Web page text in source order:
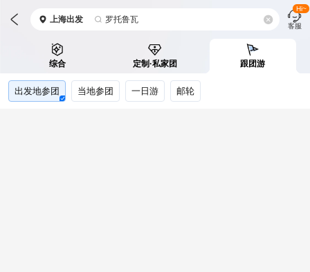
上海出发 罗托鲁瓦
客服
Hi~
综合 定制·私家团 跟团游
出发地参团 当地参团 一日游 邮轮